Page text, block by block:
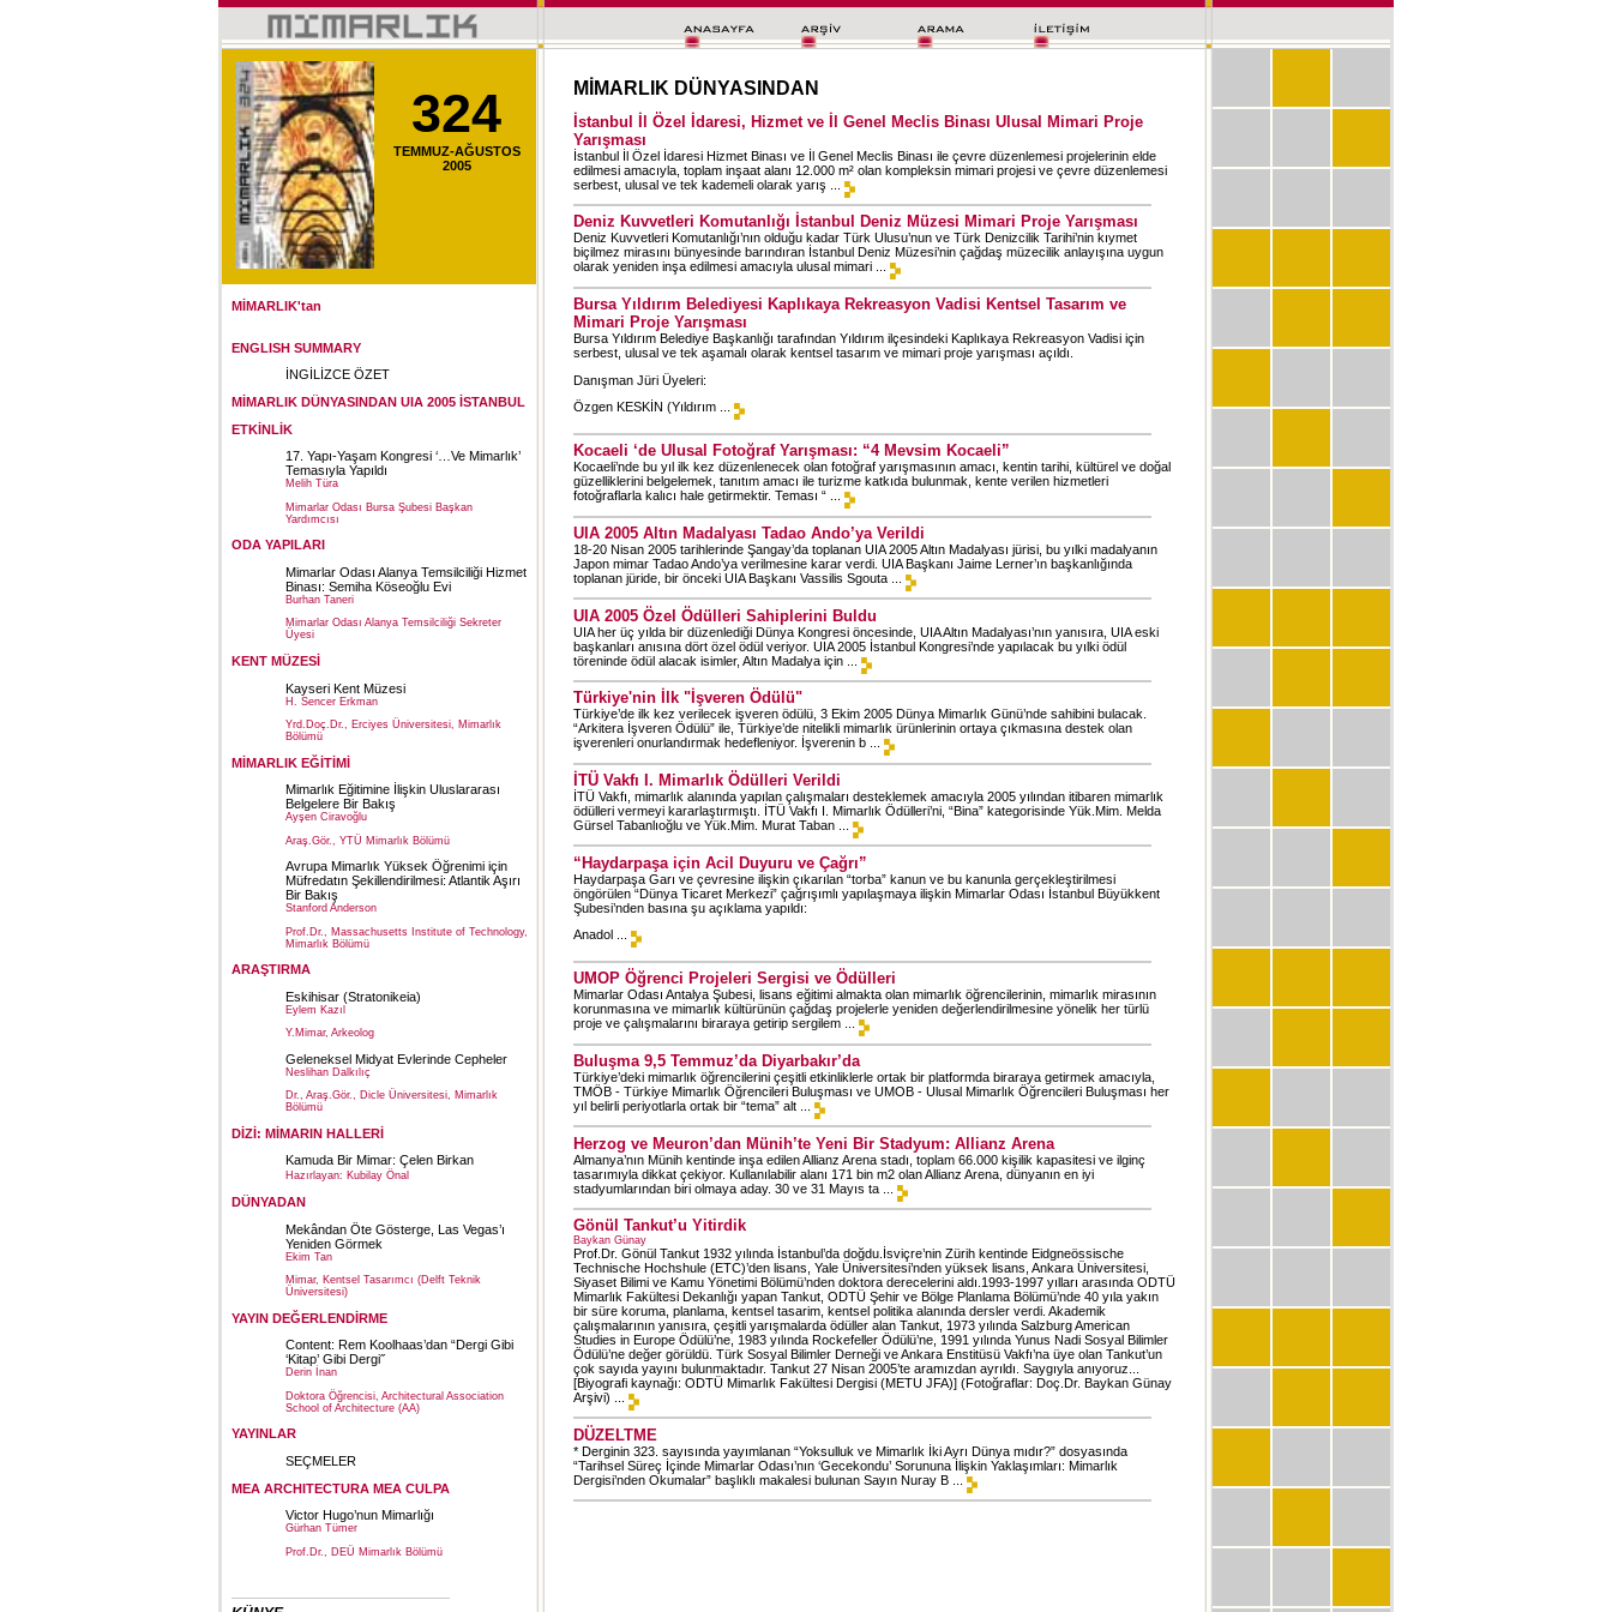
324
TEMMUZ-AĞUSTOS
2005
MİMARLIK'tan
ENGLISH SUMMARY
İNGİLİZCE ÖZET
MİMARLIK DÜNYASINDAN UIA 2005 İSTANBUL
ETKİNLİK
17. Yapı-Yaşam Kongresi ‘…Ve Mimarlık’
Temasıyla Yapıldı
Melih Türa
Mimarlar Odası Bursa Şubesi Başkan
Yardımcısı
ODA YAPILARI
Mimarlar Odası Alanya Temsilciliği Hizmet
Binası: Semiha Köseoğlu Evi
Burhan Taneri
Mimarlar Odası Alanya Temsilciliği Sekreter
Üyesi
KENT MÜZESİ
Kayseri Kent Müzesi
H. Sencer Erkman
Yrd.Doç.Dr., Erciyes Üniversitesi, Mimarlık
Bölümü
MİMARLIK EĞİTİMİ
Mimarlık Eğitimine İlişkin Uluslararası
Belgelere Bir Bakış
Ayşen Ciravoğlu
Araş.Gör., YTÜ Mimarlık Bölümü
Avrupa Mimarlık Yüksek Öğrenimi için
Müfredatın Şekillendirilmesi: Atlantik Aşırı
Bir Bakış
Stanford Anderson
Prof.Dr., Massachusetts Institute of Technology,
Mimarlık Bölümü
ARAŞTIRMA
Eskihisar (Stratonikeia)
Eylem Kazıl
Y.Mimar, Arkeolog
Geleneksel Midyat Evlerinde Cepheler
Neslihan Dalkılıç
Dr., Araş.Gör., Dicle Üniversitesi, Mimarlık
Bölümü
DİZİ: MİMARIN HALLERİ
Kamuda Bir Mimar: Çelen Birkan
Hazırlayan: Kubilay Önal
DÜNYADAN
Mekândan Öte Gösterge, Las Vegas’ı
Yeniden Görmek
Ekim Tan
Mimar, Kentsel Tasarımcı (Delft Teknik
Üniversitesi)
YAYIN DEĞERLENDİRME
Content: Rem Koolhaas’dan “Dergi Gibi
‘Kitap’ Gibi Dergi˝
Derin İnan
Doktora Öğrencisi, Architectural Association
School of Architecture (AA)
YAYINLAR
SEÇMELER
MEA ARCHITECTURA MEA CULPA
Victor Hugo’nun Mimarlığı
Gürhan Tümer
Prof.Dr., DEÜ Mimarlık Bölümü
MİMARLIK DÜNYASINDAN
İstanbul İl Özel İdaresi, Hizmet ve İl Genel Meclis Binası Ulusal Mimari Proje
Yarışması
İstanbul İl Özel İdaresi Hizmet Binası ve İl Genel Meclis Binası ile çevre düzenlemesi projelerinin elde
edilmesi amacıyla, toplam inşaat alanı 12.000 m² olan kompleksin mimari projesi ve çevre düzenlemesi
serbest, ulusal ve tek kademeli olarak yarış ...
Deniz Kuvvetleri Komutanlığı İstanbul Deniz Müzesi Mimari Proje Yarışması
Deniz Kuvvetleri Komutanlığı’nın olduğu kadar Türk Ulusu’nun ve Türk Denizcilik Tarihi’nin kıymet
biçilmez mirasını bünyesinde barındıran İstanbul Deniz Müzesi’nin çağdaş müzecilik anlayışına uygun
olarak yeniden inşa edilmesi amacıyla ulusal mimari ...
Bursa Yıldırım Belediyesi Kaplıkaya Rekreasyon Vadisi Kentsel Tasarım ve
Mimari Proje Yarışması
Bursa Yıldırım Belediye Başkanlığı tarafından Yıldırım ilçesindeki Kaplıkaya Rekreasyon Vadisi için
serbest, ulusal ve tek aşamalı olarak kentsel tasarım ve mimari proje yarışması açıldı.
Danışman Jüri Üyeleri:
Özgen KESKİN (Yıldırım ...
Kocaeli ‘de Ulusal Fotoğraf Yarışması: “4 Mevsim Kocaeli”
Kocaeli’nde bu yıl ilk kez düzenlenecek olan fotoğraf yarışmasının amacı, kentin tarihi, kültürel ve doğal
güzelliklerini belgelemek, tanıtım amacı ile turizme katkıda bulunmak, kente verilen hizmetleri
fotoğraflarla kalıcı hale getirmektir. Teması “ ...
UIA 2005 Altın Madalyası Tadao Ando’ya Verildi
18-20 Nisan 2005 tarihlerinde Şangay’da toplanan UIA 2005 Altın Madalyası jürisi, bu yılki madalyanın
Japon mimar Tadao Ando’ya verilmesine karar verdi. UIA Başkanı Jaime Lerner’ın başkanlığında
toplanan jüride, bir önceki UIA Başkanı Vassilis Sgouta ...
UIA 2005 Özel Ödülleri Sahiplerini Buldu
UIA her üç yılda bir düzenlediği Dünya Kongresi öncesinde, UIA Altın Madalyası’nın yanısıra, UIA eski
başkanları anısına dört özel ödül veriyor. UIA 2005 İstanbul Kongresi’nde yapılacak bu yılki ödül
töreninde ödül alacak isimler, Altın Madalya için ...
Türkiye'nin İlk "İşveren Ödülü"
Türkiye’de ilk kez verilecek işveren ödülü, 3 Ekim 2005 Dünya Mimarlık Günü’nde sahibini bulacak.
“Arkitera İşveren Ödülü” ile, Türkiye’de nitelikli mimarlık ürünlerinin ortaya çıkmasına destek olan
işverenleri onurlandırmak hedefleniyor. İşverenin b ...
İTÜ Vakfı I. Mimarlık Ödülleri Verildi
İTÜ Vakfı, mimarlık alanında yapılan çalışmaları desteklemek amacıyla 2005 yılından itibaren mimarlık
ödülleri vermeyi kararlaştırmıştı. İTÜ Vakfı I. Mimarlık Ödülleri’ni, “Bina” kategorisinde Yük.Mim. Melda
Gürsel Tabanlıoğlu ve Yük.Mim. Murat Taban ...
“Haydarpaşa için Acil Duyuru ve Çağrı”
Haydarpaşa Garı ve çevresine ilişkin çıkarılan “torba” kanun ve bu kanunla gerçekleştirilmesi
öngörülen “Dünya Ticaret Merkezi” çağrışımlı yapılaşmaya ilişkin Mimarlar Odası İstanbul Büyükkent
Şubesi’nden basına şu açıklama yapıldı:
Anadol ...
UMOP Öğrenci Projeleri Sergisi ve Ödülleri
Mimarlar Odası Antalya Şubesi, lisans eğitimi almakta olan mimarlık öğrencilerinin, mimarlık mirasının
korunmasına ve mimarlık kültürünün çağdaş projelerle yeniden değerlendirilmesine yönelik her türlü
proje ve çalışmalarını biraraya getirip sergilem ...
Buluşma 9,5 Temmuz’da Diyarbakır’da
Türkiye’deki mimarlık öğrencilerini çeşitli etkinliklerle ortak bir platformda biraraya getirmek amacıyla,
TMÖB - Türkiye Mimarlık Öğrencileri Buluşması ve UMOB - Ulusal Mimarlık Öğrencileri Buluşması her
yıl belirli periyotlarla ortak bir “tema” alt ...
Herzog ve Meuron’dan Münih’te Yeni Bir Stadyum: Allianz Arena
Almanya’nın Münih kentinde inşa edilen Allianz Arena stadı, toplam 66.000 kişilik kapasitesi ve ilginç
tasarımıyla dikkat çekiyor. Kullanılabilir alanı 171 bin m2 olan Allianz Arena, dünyanın en iyi
stadyumlarından biri olmaya aday. 30 ve 31 Mayıs ta ...
Gönül Tankut’u Yitirdik
Baykan Günay
Prof.Dr. Gönül Tankut 1932 yılında İstanbul’da doğdu.İsviçre’nin Zürih kentinde Eidgneössische
Technische Hochshule (ETC)’den lisans, Yale Üniversitesi’nden yüksek lisans, Ankara Üniversitesi,
Siyaset Bilimi ve Kamu Yönetimi Bölümü’nden doktora derecelerini aldı.1993-1997 yılları arasında ODTÜ
Mimarlık Fakültesi Dekanlığı yapan Tankut, ODTÜ Şehir ve Bölge Planlama Bölümü’nde 40 yıla yakın
bir süre koruma, planlama, kentsel tasarim, kentsel politika alanında dersler verdi. Akademik
çalışmalarının yanısıra, çeşitli yarışmalarda ödüller alan Tankut, 1973 yılında Salzburg American
Studies in Europe Ödülü’ne, 1983 yılında Rockefeller Ödülü’ne, 1991 yılında Yunus Nadi Sosyal Bilimler
Ödülü’ne değer görüldü. Türk Sosyal Bilimler Derneği ve Ankara Enstitüsü Vakfı’na üye olan Tankut’un
çok sayıda yayını bulunmaktadır. Tankut 27 Nisan 2005’te aramızdan ayrıldı. Saygıyla anıyoruz...
[Biyografi kaynağı: ODTÜ Mimarlık Fakültesi Dergisi (METU JFA)] (Fotoğraflar: Doç.Dr. Baykan Günay
Arşivi) ...
DÜZELTME
* Derginin 323. sayısında yayımlanan “Yoksulluk ve Mimarlık İki Ayrı Dünya mıdır?” dosyasında
“Tarihsel Süreç İçinde Mimarlar Odası’nın ‘Gecekondu’ Sorununa İlişkin Yaklaşımları: Mimarlık
Dergisi’nden Okumalar” başlıklı makalesi bulunan Sayın Nuray B ...